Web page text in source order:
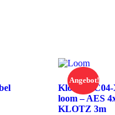
Angebot!
Klotz
loom – AES
KLOTZ 3m